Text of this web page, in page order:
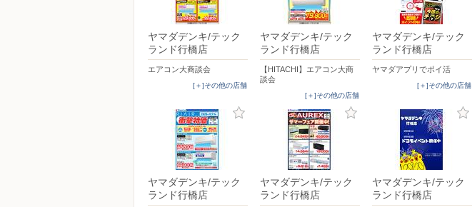
ヤマダデンキ/テック
ランド行橋店
エアコン大商談会
[＋]その他の店舗
ヤマダデンキ/テック
ランド行橋店
【HITACHI】エアコン大商
談会
[＋]その他の店舗
ヤマダデンキ/テック
ランド行橋店
ヤマダアプリでポイ活
[＋]その他の店舗
ヤマダデンキ/テック
ランド行橋店
ヤマダデンキ/テック
ランド行橋店
ヤマダデンキ/テック
ランド行橋店